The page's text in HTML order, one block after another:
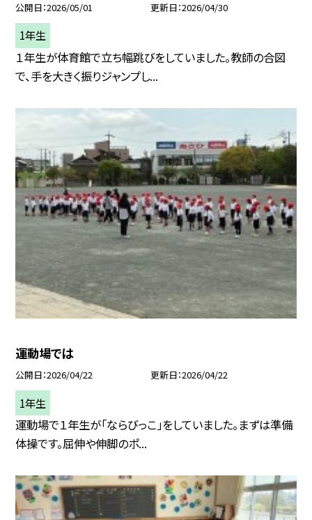
公開日 2026/05/01 更新日 2026/04/30
1年生
１年生が体育館で立ち幅跳びをしていました。教師の合図
で、手を大きく振りジャンプし...
運動場では
公開日 2026/04/22 更新日 2026/04/22
1年生
運動場で１年生が「ならびっこ」をしていました。まずは準備
体操です。屈伸や伸脚のポ...